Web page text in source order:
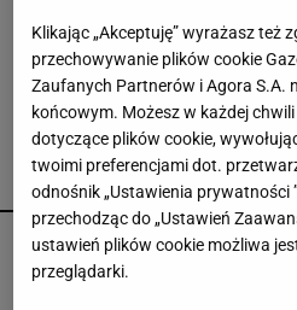
Hołownia szykuje
polityczny zamach"
Media: Lider Iranu
Klikając „Akceptuję” wyrażasz też
przechowywanie plików cookie
Zaufanych Partnerów i Agora S.A.
końcowym. Możesz w każdej
dotyczące plików cookie,
twoimi preferencjami dot.
odnośnik „Ustawienia prywatności
przechodząc do „Ustawień
ustawień plików cookie możliwa
przeglądarki.